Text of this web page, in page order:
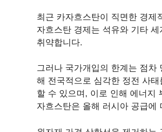
최근 카자흐스탄이 직면한 경제
자흐스탄 경제는 석유와 기타
취약합니다.
그러나 국가개입의 한계는 점차
해 전국적으로 심각한 정전 사
할 수 있으며, 이로 인해 에너지
자흐스탄은 올해 러시아 공급에